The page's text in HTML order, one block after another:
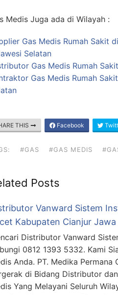
Medis Juga ada di Wilayah :
Gas Medis Rumah Sakit
Selatan
Gas Medis Rumah
Gas Medis Rumah
THIS Facebook
#GAS #GAS MEDIS
Posts
Vanward Sistem
Kabupaten Cianjur
Distributor Vanward
0812 1393 5332. Kami
Anda. PT. Medika Permana
di Bidang Distributor
Yang Melayani Seluruh